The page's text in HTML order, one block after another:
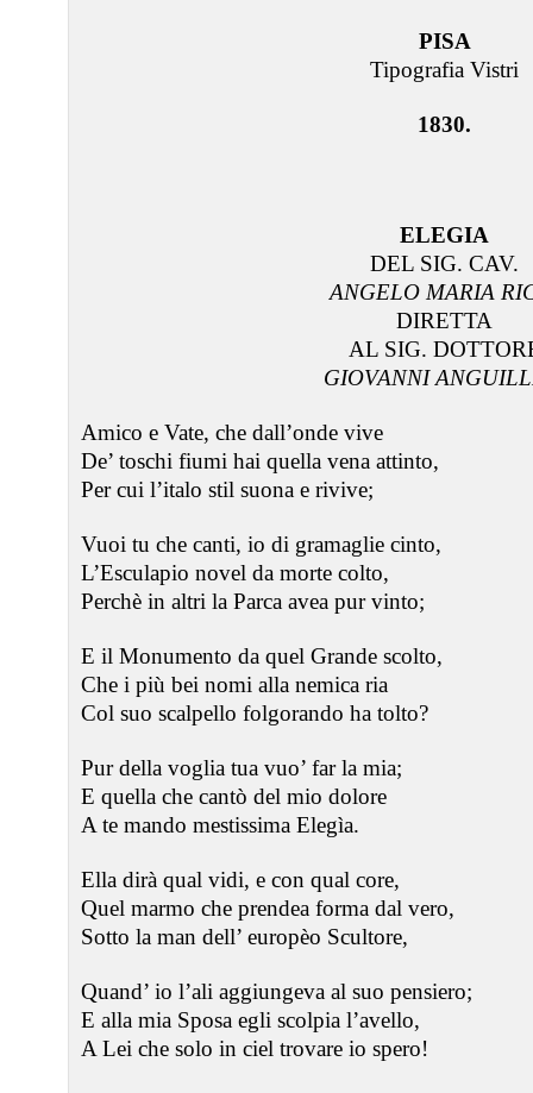
PISA
Tipografia Vistri
1830.
ELEGIA
DEL SIG. CAV.
ANGELO MARIA
DIRETTA
AL SIG.
GIOVANNI
Amico e Vate, che dall’onde vive
De’ toschi fiumi hai quella vena attinto,
Per cui l’italo stil suona e rivive;
Vuoi tu che canti, io di gramaglie cinto,
L’Esculapio novel da morte colto,
Perchè in altri la Parca avea pur vinto;
E il Monumento da quel Grande scolto,
Che i più bei nomi alla nemica ria
Col suo scalpello folgorando ha tolto?
Pur della voglia tua vuo’ far la mia;
E quella che cantò del mio dolore
A te mando mestissima Elegìa.
Ella dirà qual vidi, e con qual core,
Quel marmo che prendea forma dal vero,
Sotto la man dell’ europèo Scultore,
Quand’ io l’ali aggiungeva al suo pensiero;
E alla mia Sposa egli scolpia l’avello,
A Lei che solo in ciel trovare io spero!